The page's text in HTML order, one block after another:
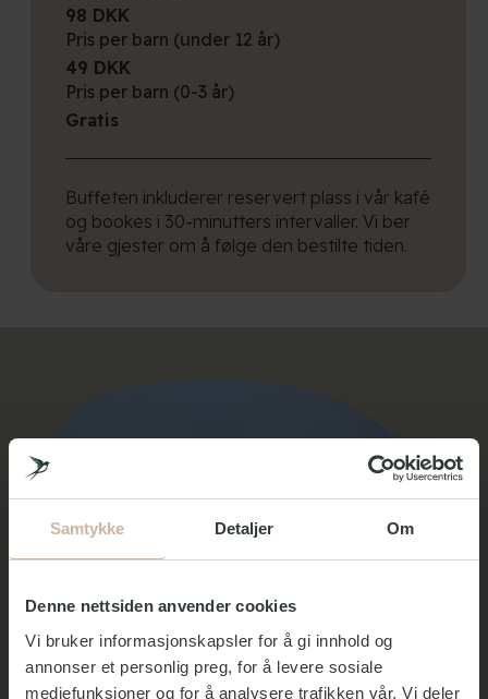
Samtykke Detaljer Om
Denne nettsiden anvender cookies
Vi bruker informasjonskapsler for å gi innhold og
annonser et personlig preg, for å levere sosiale
mediefunksjoner og for å analysere trafikken vår. Vi deler
98 DKK
Pris per barn (under 12 år)
49 DKK
Pris per barn (0-3 år)
Gratis
Buffeten inkluderer reservert plass i vår kafé
og bookes i 30-minutters intervaller. Vi ber
våre gjester om å følge den bestilte tiden.